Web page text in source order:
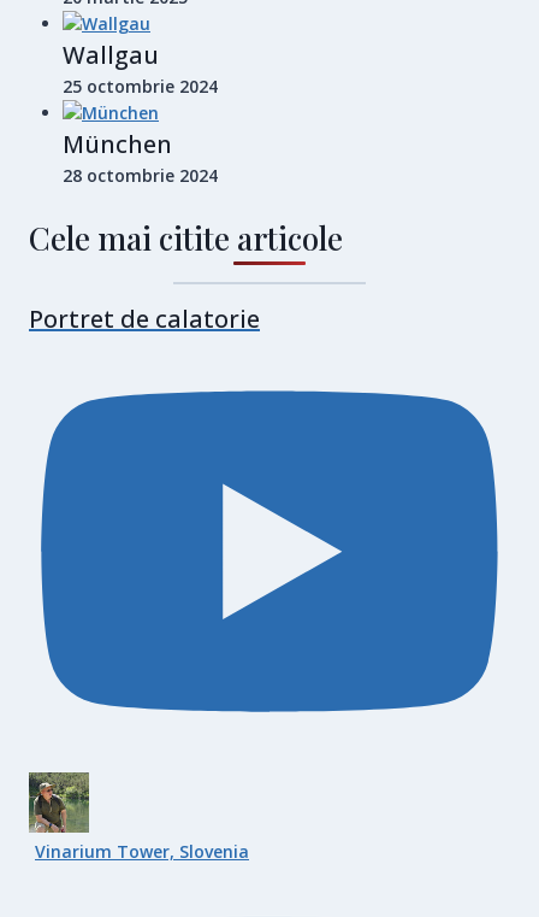
Wallgau
25 octombrie 2024
München
28 octombrie 2024
Cele mai citite articole
Portret de calatorie
Vinarium Tower, Slovenia